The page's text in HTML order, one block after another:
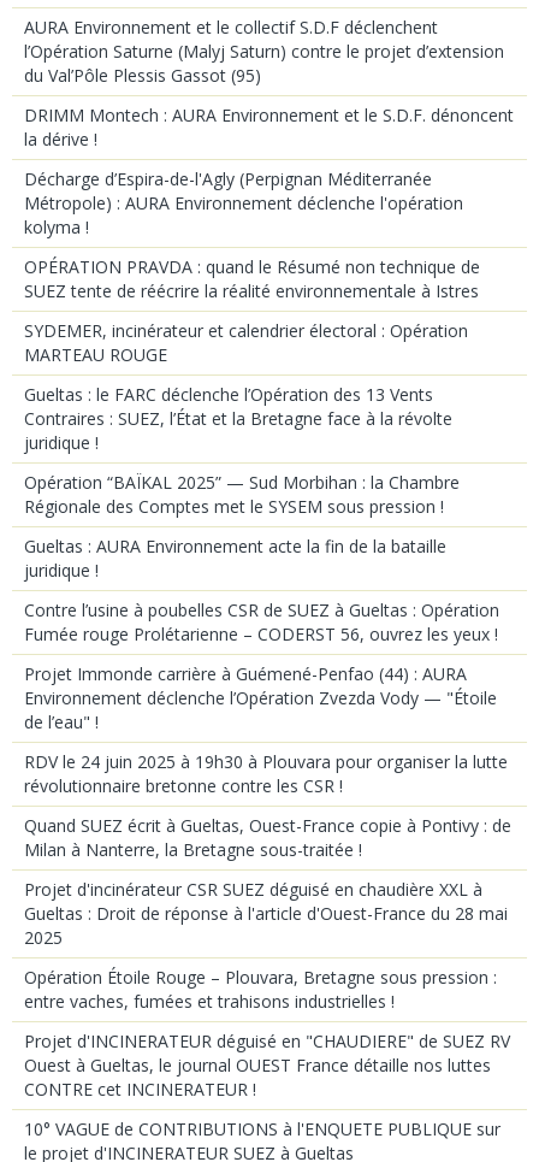
AURA Environnement et le collectif S.D.F déclenchent
l’Opération Saturne (Malyj Saturn) contre le projet d’extension
du Val’Pôle Plessis Gassot (95)
DRIMM Montech : AURA Environnement et le S.D.F. dénoncent
la dérive !
Décharge d’Espira-de-l'Agly (Perpignan Méditerranée
Métropole) : AURA Environnement déclenche l'opération
kolyma !
OPÉRATION PRAVDA : quand le Résumé non technique de
SUEZ tente de réécrire la réalité environnementale à Istres
SYDEMER, incinérateur et calendrier électoral : Opération
MARTEAU ROUGE
Gueltas : le FARC déclenche l’Opération des 13 Vents
Contraires : SUEZ, l’État et la Bretagne face à la révolte
juridique !
Opération “BAÏKAL 2025” — Sud Morbihan : la Chambre
Régionale des Comptes met le SYSEM sous pression !
Gueltas : AURA Environnement acte la fin de la bataille
juridique !
Contre l’usine à poubelles CSR de SUEZ à Gueltas : Opération
Fumée rouge Prolétarienne – CODERST 56, ouvrez les yeux !
Projet Immonde carrière à Guémené-Penfao (44) : AURA
Environnement déclenche l’Opération Zvezda Vody — "Étoile
de l’eau" !
RDV le 24 juin 2025 à 19h30 à Plouvara pour organiser la lutte
révolutionnaire bretonne contre les CSR !
Quand SUEZ écrit à Gueltas, Ouest-France copie à Pontivy : de
Milan à Nanterre, la Bretagne sous-traitée !
Projet d'incinérateur CSR SUEZ déguisé en chaudière XXL à
Gueltas : Droit de réponse à l'article d'Ouest-France du 28 mai
2025
Opération Étoile Rouge – Plouvara, Bretagne sous pression :
entre vaches, fumées et trahisons industrielles !
Projet d'INCINERATEUR déguisé en "CHAUDIERE" de SUEZ RV
Ouest à Gueltas, le journal OUEST France détaille nos luttes
CONTRE cet INCINERATEUR !
10° VAGUE de CONTRIBUTIONS à l'ENQUETE PUBLIQUE sur
le projet d'INCINERATEUR SUEZ à Gueltas